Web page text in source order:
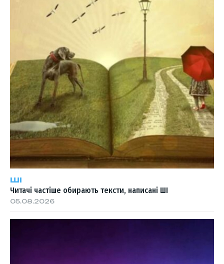
ШІ
Читачі частіше обирають тексти, написані ШІ
05.08.2026